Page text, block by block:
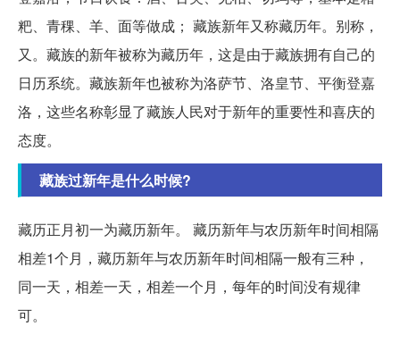
粑、青稞、羊、面等做成； 藏族新年又称藏历年。别称，
又。藏族的新年被称为藏历年，这是由于藏族拥有自己的
日历系统。藏族新年也被称为洛萨节、洛皇节、平衡登嘉
洛，这些名称彰显了藏族人民对于新年的重要性和喜庆的
态度。
藏族过新年是什么时候?
藏历正月初一为藏历新年。 藏历新年与农历新年时间相隔
相差1个月，藏历新年与农历新年时间相隔一般有三种，
同一天，相差一天，相差一个月，每年的时间没有规律
可。